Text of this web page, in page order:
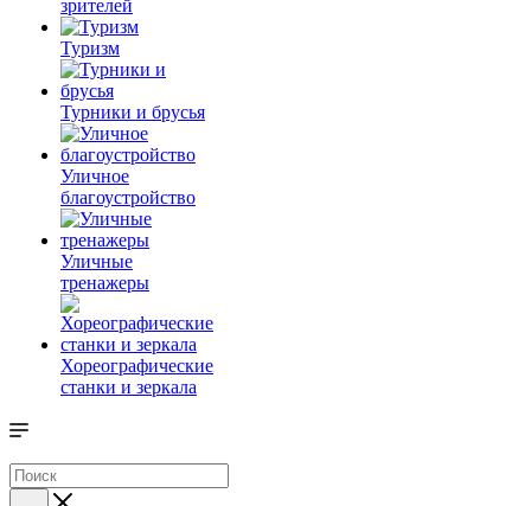
зрителей
Туризм
Турники и брусья
Уличное
благоустройство
Уличные
тренажеры
Хореографические
станки и зеркала